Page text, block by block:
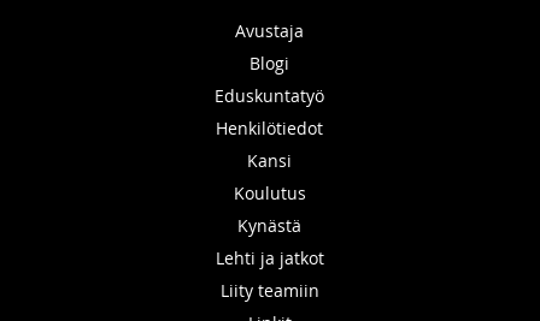
Avustaja
Blogi
Eduskuntatyö
Henkilötiedot
Kansi
Koulutus
Kynästä
Lehti ja jatkot
Liity teamiin